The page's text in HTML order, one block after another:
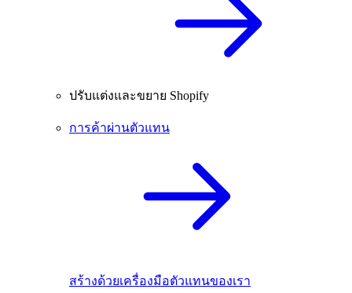
ปรับแต่งและขยาย Shopify
การค้าผ่านตัวแทน
สร้างด้วยเครื่องมือตัวแทนของเรา